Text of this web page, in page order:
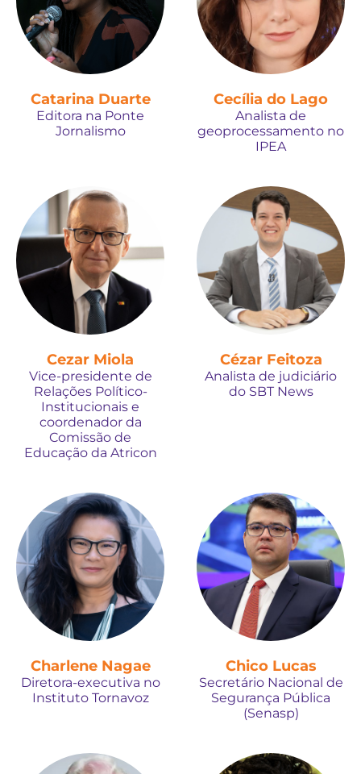
Catarina Duarte
Editora na Ponte
Jornalismo
Cecília do Lago
Analista de
geoprocessamento no
IPEA
Cezar Miola
Vice-presidente de
Relações Político-
Institucionais e
coordenador da
Comissão de
Educação da Atricon
Cézar Feitoza
Analista de judiciário
do SBT News
Charlene Nagae
Diretora-executiva no
Instituto Tornavoz
Chico Lucas
Secretário Nacional de
Segurança Pública
(Senasp)